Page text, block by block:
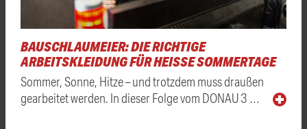
BAUSCHLAUMEIER: DIE RICHTIGE
ARBEITSKLEIDUNG FÜR HEISSE SOMMERTAGE
Sommer, Sonne, Hitze – und trotzdem muss draußen
gearbeitet werden. In dieser Folge vom DONAU 3 …